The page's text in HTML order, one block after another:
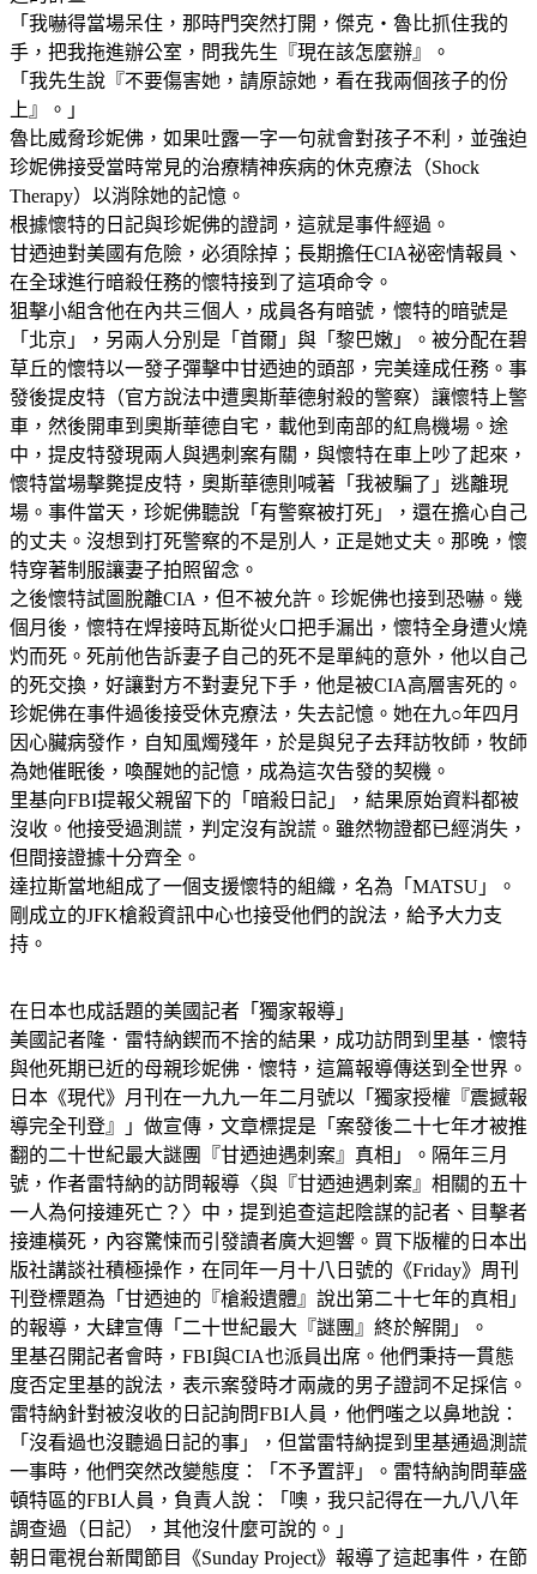
「我嚇得當場呆住，那時門突然打開，傑克‧魯比抓住我的
手，把我拖進辦公室，問我先生『現在該怎麼辦』。
「我先生說『不要傷害她，請原諒她，看在我兩個孩子的份
上』。」
魯比威脅珍妮佛，如果吐露一字一句就會對孩子不利，並強迫
珍妮佛接受當時常見的治療精神疾病的休克療法（Shock
Therapy）以消除她的記憶。
根據懷特的日記與珍妮佛的證詞，這就是事件經過。
甘迺迪對美國有危險，必須除掉；長期擔任CIA祕密情報員、
在全球進行暗殺任務的懷特接到了這項命令。
狙擊小組含他在內共三個人，成員各有暗號，懷特的暗號是
「北京」，另兩人分別是「首爾」與「黎巴嫩」。被分配在碧
草丘的懷特以一發子彈擊中甘迺迪的頭部，完美達成任務。事
發後提皮特（官方說法中遭奧斯華德射殺的警察）讓懷特上警
車，然後開車到奧斯華德自宅，載他到南部的紅鳥機場。途
中，提皮特發現兩人與遇刺案有關，與懷特在車上吵了起來，
懷特當場擊斃提皮特，奧斯華德則喊著「我被騙了」逃離現
場。事件當天，珍妮佛聽說「有警察被打死」，還在擔心自己
的丈夫。沒想到打死警察的不是別人，正是她丈夫。那晚，懷
特穿著制服讓妻子拍照留念。
之後懷特試圖脫離CIA，但不被允許。珍妮佛也接到恐嚇。幾
個月後，懷特在焊接時瓦斯從火口把手漏出，懷特全身遭火燒
灼而死。死前他告訴妻子自己的死不是單純的意外，他以自己
的死交換，好讓對方不對妻兒下手，他是被CIA高層害死的。
珍妮佛在事件過後接受休克療法，失去記憶。她在九○年四月
因心臟病發作，自知風燭殘年，於是與兒子去拜訪牧師，牧師
為她催眠後，喚醒她的記憶，成為這次告發的契機。
里基向FBI提報父親留下的「暗殺日記」，結果原始資料都被
沒收。他接受過測謊，判定沒有說謊。雖然物證都已經消失，
但間接證據十分齊全。
達拉斯當地組成了一個支援懷特的組織，名為「MATSU」。
剛成立的JFK槍殺資訊中心也接受他們的說法，給予大力支
持。
在日本也成話題的美國記者「獨家報導」
美國記者隆．雷特納鍥而不捨的結果，成功訪問到里基．懷特
與他死期已近的母親珍妮佛．懷特，這篇報導傳送到全世界。
日本《現代》月刊在一九九一年二月號以「獨家授權『震撼報
導完全刊登』」做宣傳，文章標提是「案發後二十七年才被推
翻的二十世紀最大謎團『甘迺迪遇刺案』真相」。隔年三月
號，作者雷特納的訪問報導〈與『甘迺迪遇刺案』相關的五十
一人為何接連死亡？〉中，提到追查這起陰謀的記者、目擊者
接連橫死，內容驚悚而引發讀者廣大迴響。買下版權的日本出
版社講談社積極操作，在同年一月十八日號的《Friday》周刊
刊登標題為「甘迺迪的『槍殺遺體』說出第二十七年的真相」
的報導，大肆宣傳「二十世紀最大『謎團』終於解開」。
里基召開記者會時，FBI與CIA也派員出席。他們秉持一貫態
度否定里基的說法，表示案發時才兩歲的男子證詞不足採信。
雷特納針對被沒收的日記詢問FBI人員，他們嗤之以鼻地說：
「沒看過也沒聽過日記的事」，但當雷特納提到里基通過測謊
一事時，他們突然改變態度：「不予置評」。雷特納詢問華盛
頓特區的FBI人員，負責人說：「噢，我只記得在一九八八年
調查過（日記），其他沒什麼可說的。」
朝日電視台新聞節目《Sunday Project》報導了這起事件，在節